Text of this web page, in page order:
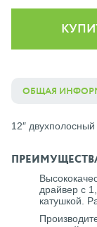
ОБЩАЯ
12″
драйвер с
катушкой.